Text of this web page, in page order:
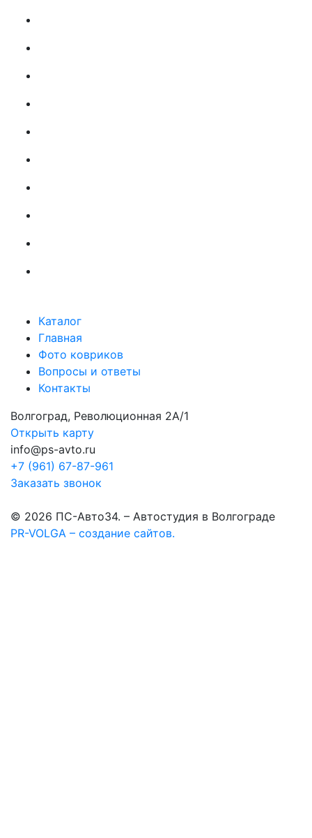
Каталог
Главная
Фото ковриков
Вопросы и ответы
Контакты
Волгоград, Революционная 2А/1
Открыть карту
info@ps-avto.ru
+7 (961) 67-87-961
Заказать звонок
© 2026 ПС-Авто34. – Автостудия в Волгограде
PR-VOLGA – создание сайтов.